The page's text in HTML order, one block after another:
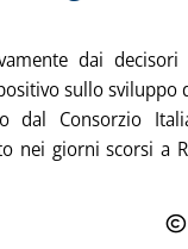
dai
sullo sviluppo
Consorzio
nei giorni scorsi a